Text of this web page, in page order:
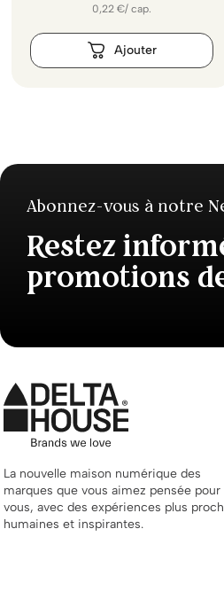
0,22 €/cap.
Abonnez-vous à notre
Restez
promotions
La nouvelle maison numérique des
marques que vous aimez pensée pour
vous, avec des expériences plus
humaines et inspirantes.